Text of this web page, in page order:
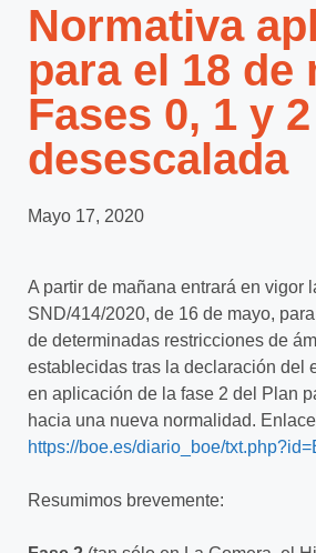
Normativa
para el 18 de
Fases 0, 1 y
desescalada
Mayo 17, 2020
A partir de mañana entrará en vigor
SND/414/2020, de 16 de mayo,
de determinadas restricciones de
establecidas tras la declaración del
en aplicación de la fase 2 del Plan
hacia una nueva normalidad.
https://boe.es/diario_boe/
Resumimos brevemente: